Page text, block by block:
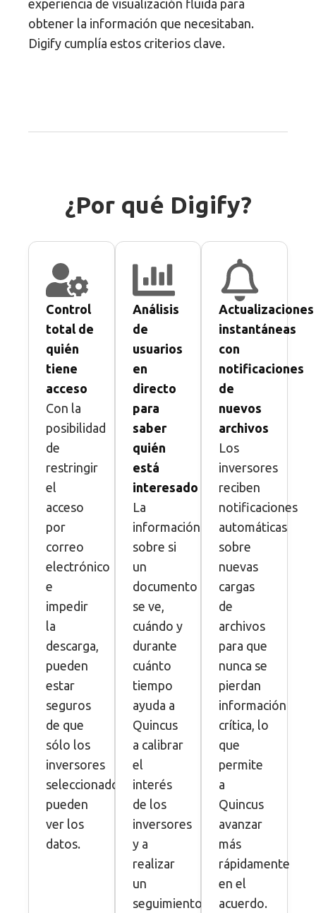
experiencia de visualización fluida para
obtener la información que necesitaban.
Digify cumplía estos criterios clave.
¿Por qué Digify?
Control
total de
quién
tiene
acceso
Con la
posibilidad
de
restringir
el
acceso
por
correo
electrónico
e
impedir
la
descarga,
pueden
estar
seguros
de que
sólo los
inversores
seleccionados
pueden
ver los
datos.
Análisis
de
usuarios
en
directo
para
saber
quién
está
interesado
La
información
sobre si
un
documento
se ve,
cuándo y
durante
cuánto
tiempo
ayuda a
Quincus
a calibrar
el
interés
de los
inversores
y a
realizar
un
seguimiento
Actualizaciones
instantáneas
con
notificaciones
de
nuevos
archivos
Los
inversores
reciben
notificaciones
automáticas
sobre
nuevas
cargas
de
archivos
para que
nunca se
pierdan
información
crítica, lo
que
permite
a
Quincus
avanzar
más
rápidamente
en el
acuerdo.